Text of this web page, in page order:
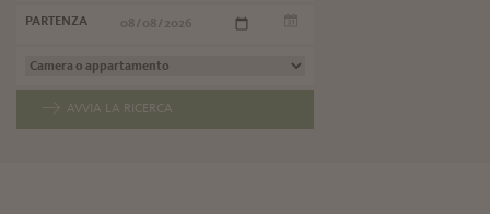
PARTENZA
AVVIA LA RICERCA